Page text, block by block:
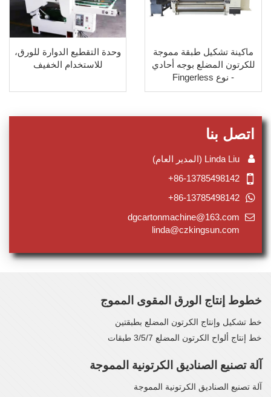
ماكينة تشكيل طبقة مموجة
للكرتون المضلع بوجه أحادي
- نوع Fingerless
وحدة التقطيع الدوارة للورق،
للاستخدام الخفيف
اتصل بنا
Linda Liu (المدير العام)
+86-13785498142
+86-13785498142
dgcartonmachine@163.com
linda@czkingsun.com
خطوط إنتاج الورق المقوى المموج
خط تشكيل وإنتاج الكرتون المضلع بطبقتين
خط إنتاج ألواح الكرتون المضلع 3/5/7 طبقات
آلة تصنيع الصناديق الكرتونية المموجة
آلة تصنيع الصناديق الكرتونية المموجة